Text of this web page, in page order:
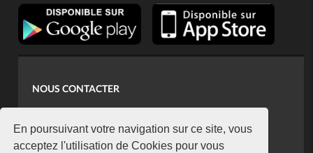
En poursuivant votre navigation sur ce site, vous
acceptez l'utilisation de Cookies pour vous
NOUS CONTACTER
koaci@yahoo.fr
+225 07 08 85 52 93